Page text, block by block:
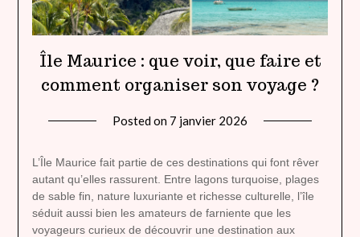
Île Maurice : que voir, que faire et
comment organiser son voyage ?
Posted on 7 janvier 2026
heavenly
L’Île Maurice fait partie de ces destinations qui font rêver
autant qu’elles rassurent. Entre lagons turquoise, plages
de sable fin, nature luxuriante et richesse culturelle, l’île
séduit aussi bien les amateurs de farniente que les
voyageurs curieux de découvrir une destination aux